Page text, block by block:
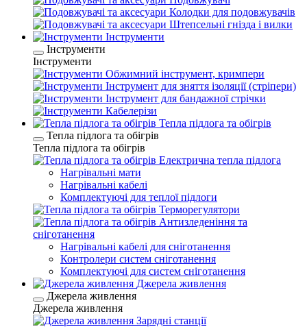
Колодки для подовжувачів
Штепсельні гнізда і вилки
Інструменти
Інструменти
Інструменти
Обжимний інструмент, кримпери
Інструмент для зняття ізоляції (стріпери)
Інструмент для бандажної стрічки
Кабелерізи
Тепла підлога та обігрів
Тепла підлога та обігрів
Тепла підлога та обігрів
Електрична тепла підлога
Нагрівальні мати
Нагрівальні кабелі
Комплектуючі для теплої підлоги
Терморегулятори
Антизледеніння та
сніготанення
Нагрівальні кабелі для сніготанення
Контролери систем сніготанення
Комплектуючі для систем сніготанення
Джерела живлення
Джерела живлення
Джерела живлення
Зарядні станції